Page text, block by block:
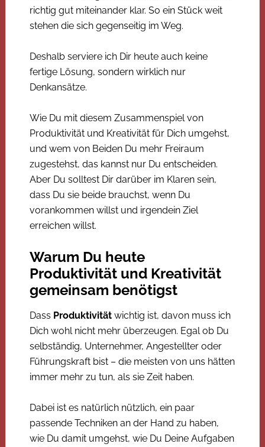
richtig gut miteinander klar. So ein Stück weit
stehen die sich gegenseitig im Weg.
Deshalb serviere ich Dir heute auch keine
fertige Lösung, sondern wirklich nur
Denkansätze.
Wie Du mit diesem Zusammenspiel von
Produktivität und Kreativität für Dich umgehst,
und wem von Beiden Du mehr Freiraum
zugestehst, das kannst nur Du entscheiden.
Aber Du solltest Dir darüber im Klaren sein,
dass Du sie beide brauchst, wenn Du
vorankommen willst und irgendein Ziel
erreichen willst.
Warum Du heute
Produktivität und Kreativität
gemeinsam benötigst
Dass Produktivitätwichtig ist, davon muss ich
Dich wohl nicht mehr überzeugen. Egal ob Du
selbständig, Unternehmer, Angestellter oder
Führungskraft bist – die meisten von uns hätten
immer mehr zu tun, als sie Zeit haben.
Dabei ist es natürlich nützlich, ein paar
passende Techniken an der Hand zu haben,
wie Du damit umgehst, wie Du Deine Aufgaben